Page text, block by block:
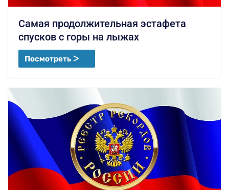
Самая продолжительная эстафета
спусков с горы на лыжах
Посмотреть ᐳ